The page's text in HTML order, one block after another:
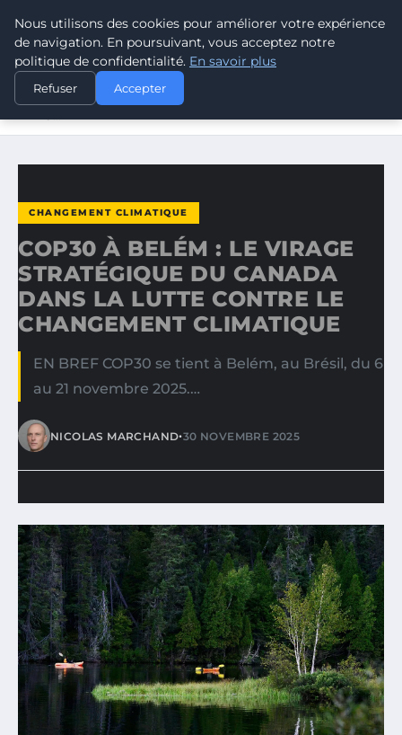
CLIMATE RESPONSE BLOG
ACCUEIL
CHANGEMENT CLIMATIQUE
COP30 À BELÉM : LE VIRAGE STRATÉGIQUE DU CANADA
CHANGEMENT CLIMATIQUE
COP30 À BELÉM : LE VIRAGE
STRATÉGIQUE DU CANADA
DANS LA LUTTE CONTRE LE
CHANGEMENT CLIMATIQUE
EN BREF COP30 se tient à Belém, au Brésil, du 6
au 21 novembre 2025.…
NICOLAS MARCHAND•30 NOVEMBRE 2025
Nous utilisons des cookies pour améliorer votre expérience
de navigation. En poursuivant, vous acceptez notre
politique de confidentialité. En savoir plus
Refuser Accepter